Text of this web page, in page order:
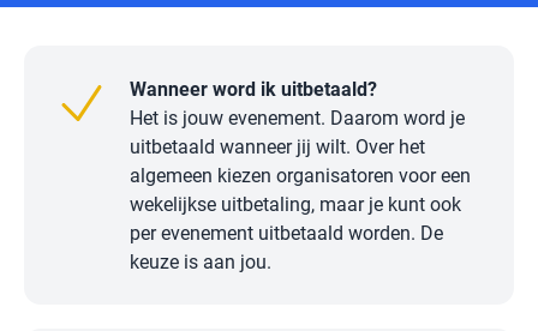
Wanneer word ik uitbetaald?
Het is jouw evenement. Daarom word je
uitbetaald wanneer jij wilt. Over het
algemeen kiezen organisatoren voor een
wekelijkse uitbetaling, maar je kunt ook
per evenement uitbetaald worden. De
keuze is aan jou.